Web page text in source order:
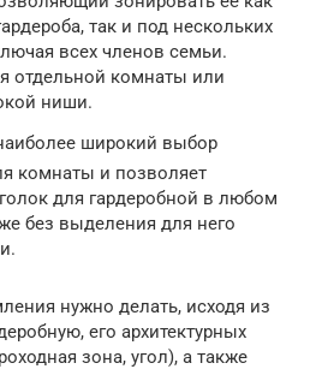
так и под нескольких
всех членов семьи.
отдельной комнаты или
ниши.
широкий выбор
комнаты и позволяет
для гардеробной в любом
без выделения для него
нужно делать, исходя из
его архитектурных
зона, угол), а также